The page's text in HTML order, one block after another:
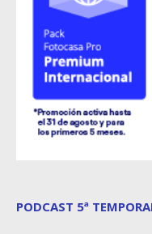
PODCAST 5ª